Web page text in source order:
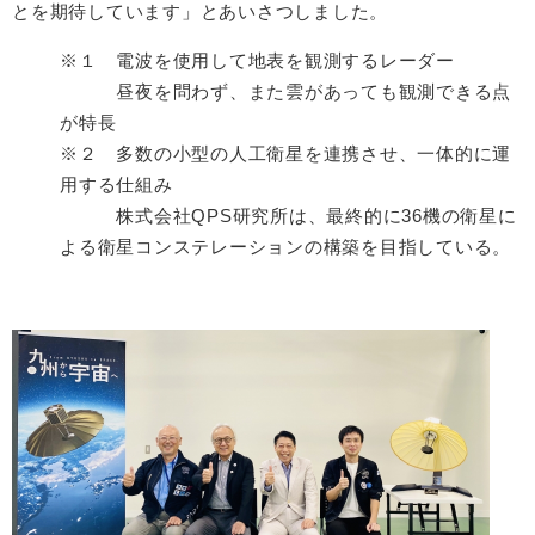
とを期待しています」とあいさつしました。
※１ 電波を使用して地表を観測するレーダー
昼夜を問わず、また雲があっても観測できる点
が特長
※２ 多数の小型の人工衛星を連携させ、一体的に運
用する仕組み
株式会社QPS研究所は、最終的に36機の衛星に
よる衛星コンステレーションの構築を目指している。